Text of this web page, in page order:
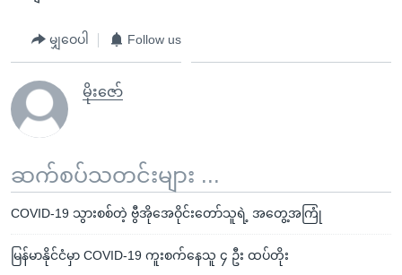
မျှဝေပါ Follow us
မိုးဇော်
ဆက်စပ်သတင်းများ ...
COVID-19 သွားစစ်တဲ့ ဗွီအိုအေဝိုင်းတော်သူရဲ့ အတွေ့အကြုံ
မြန်မာနိုင်ငံမှာ COVID-19 ကူးစက်နေသူ ၄ ဦး ထပ်တိုး